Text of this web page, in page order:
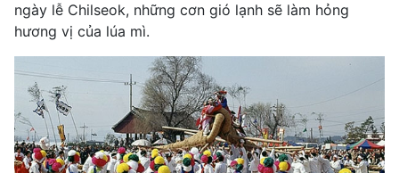
ngày lễ Chilseok, những cơn gió lạnh sẽ làm hỏng
hương vị của lúa mì.